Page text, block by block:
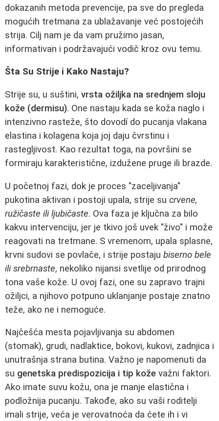
dokazanih metoda prevencije, pa sve do pregleda
mogućih tretmana za ublažavanje već postojećih
strija. Cilj nam je da vam pružimo jasan,
informativan i podržavajući vodič kroz ovu temu.
Šta Su Strije i Kako Nastaju?
Strije su, u suštini, vrsta ožiljka na srednjem sloju
kože (dermisu). One nastaju kada se koža naglo i
intenzivno rasteže, što dovodí do pucanja vlakana
elastina i kolagena koja joj daju čvrstinu i
rastegljivost. Kao rezultat toga, na površini se
formiraju karakteristične, izdužene pruge ili brazde.
U početnoj fazi, dok je proces "zaceljivanja"
pukotina aktivan i postoji upala, strije su crvene,
ružičaste ili ljubičaste. Ova faza je ključna za bilo
kakvu intervenciju, jer je tkivo još uvek "živo" i može
reagovati na tretmane. S vremenom, upala splasne,
krvni sudovi se povlače, i strije postaju biserno bele
ili srebrnaste, nekoliko nijansi svetlije od prirodnog
tona vaše kože. U ovoj fazi, one su zapravo trajni
ožiljci, a njihovo potpuno uklanjanje postaje znatno
teže, ako ne i nemoguće.
Najčešća mesta pojavljivanja su abdomen
(stomak), grudi, nadlaktice, bokovi, kukovi, zadnjica i
unutrašnja strana butina. Važno je napomenuti da
su genetska predispozicija i tip kože važni faktori.
Ako imate suvu kožu, ona je manje elastična i
podložnija pucanju. Takođe, ako su vaši roditelji
imali strije, veća je verovatnoća da ćete ih i vi